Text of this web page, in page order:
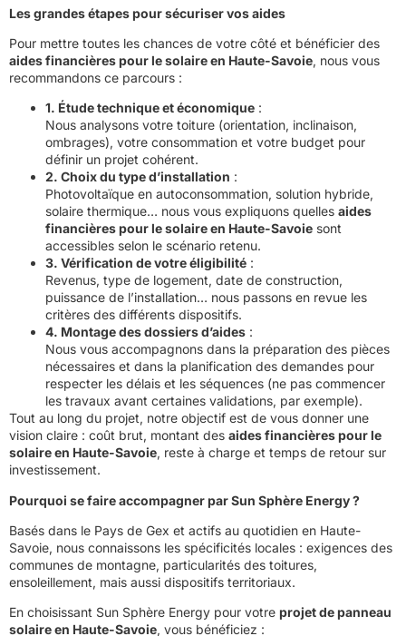
Les grandes étapes pour sécuriser vos aides
Pour mettre toutes les chances de votre côté et bénéficier des
aides financières pour le solaire en Haute-Savoie, nous vous
recommandons ce parcours :
1. Étude technique et économique :
Nous analysons votre toiture (orientation, inclinaison,
ombrages), votre consommation et votre budget pour
définir un projet cohérent.
2. Choix du type d’installation :
Photovoltaïque en autoconsommation, solution hybride,
solaire thermique… nous vous expliquons quelles aides
financières pour le solaire en Haute-Savoie sont
accessibles selon le scénario retenu.
3. Vérification de votre éligibilité :
Revenus, type de logement, date de construction,
puissance de l’installation… nous passons en revue les
critères des différents dispositifs.
4. Montage des dossiers d’aides :
Nous vous accompagnons dans la préparation des pièces
nécessaires et dans la planification des demandes pour
respecter les délais et les séquences (ne pas commencer
les travaux avant certaines validations, par exemple).
Tout au long du projet, notre objectif est de vous donner une
vision claire : coût brut, montant des aides financières pour le
solaire en Haute-Savoie, reste à charge et temps de retour sur
investissement.
Pourquoi se faire accompagner par Sun Sphère Energy ?
Basés dans le Pays de Gex et actifs au quotidien en Haute-
Savoie, nous connaissons les spécificités locales : exigences des
communes de montagne, particularités des toitures,
ensoleillement, mais aussi dispositifs territoriaux.
En choisissant Sun Sphère Energy pour votre projet de panneau
solaire en Haute-Savoie, vous bénéficiez :